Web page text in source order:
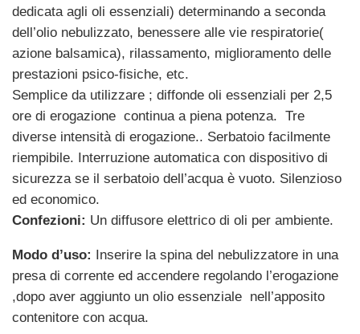
dedicata agli oli essenziali) determinando a seconda
dell’olio nebulizzato, benessere alle vie respiratorie(
azione balsamica), rilassamento, miglioramento delle
prestazioni psico-fisiche, etc.
Semplice da utilizzare ; diffonde oli essenziali per 2,5
ore di erogazione continua a piena potenza. Tre
diverse intensità di erogazione.. Serbatoio facilmente
riempibile. Interruzione automatica con dispositivo di
sicurezza se il serbatoio dell’acqua è vuoto. Silenzioso
ed economico.
Confezioni: Un diffusore elettrico di oli per ambiente.
Modo d’uso: Inserire la spina del nebulizzatore in una
presa di corrente ed accendere regolando l’erogazione
,dopo aver aggiunto un olio essenziale nell’apposito
contenitore con acqua.